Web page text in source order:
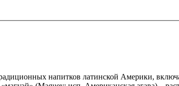
напитков латинской Америки,